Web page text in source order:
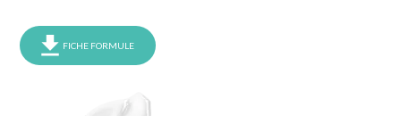
FICHE FORMULE